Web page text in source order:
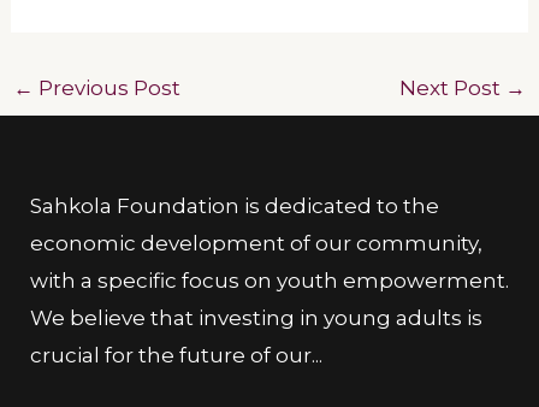
← Previous Post Next Post →
Sahkola Foundation is dedicated to the
economic development of our community,
with a specific focus on youth empowerment.
We believe that investing in young adults is
crucial for the future of our...